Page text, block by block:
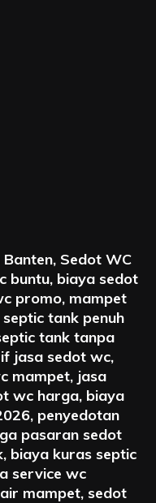
Sedot WC
buntu, biaya sedot
promo, mampet
tank penuh
tank tanpa
jasa sedot wc,
mampet, jasa
wc harga, biaya
penyedotan
pasaran sedot
biaya kuras septic
service wc
mampet, sedot